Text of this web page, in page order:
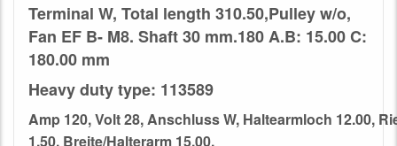
Terminal W, Total length 310.50,Pulley w/o,
Fan EF B- M8. Shaft 30 mm.180 A.B: 15.00 C:
180.00 mm
Heavy duty type: 113589
Amp 120,Volt 28,Anschluss W, Haltearmloch 12.00,
1.50, Breite/Halterarm 15.00,